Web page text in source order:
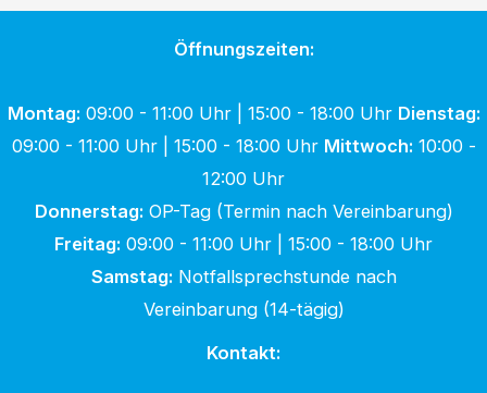
Öffnungszeiten:
Montag: 09:00 - 11:00 Uhr | 15:00 - 18:00 Uhr Dienstag:
09:00 - 11:00 Uhr | 15:00 - 18:00 Uhr Mittwoch: 10:00 -
12:00 Uhr
Donnerstag: OP-Tag (Termin nach Vereinbarung)
Freitag: 09:00 - 11:00 Uhr | 15:00 - 18:00 Uhr
Samstag: Notfallsprechstunde nach
Vereinbarung (14-tägig)
Kontakt: